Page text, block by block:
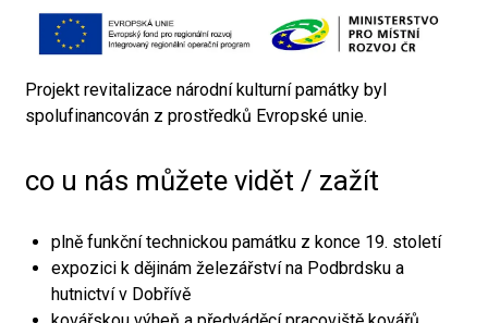
Projekt revitalizace národní kulturní památky byl
spolufinancován z prostředků Evropské unie.
co u nás můžete vidět / zažít
plně funkční technickou památku z konce 19. století
expozici k dějinám železářství na Podbrdsku a
hutnictví v Dobřívě